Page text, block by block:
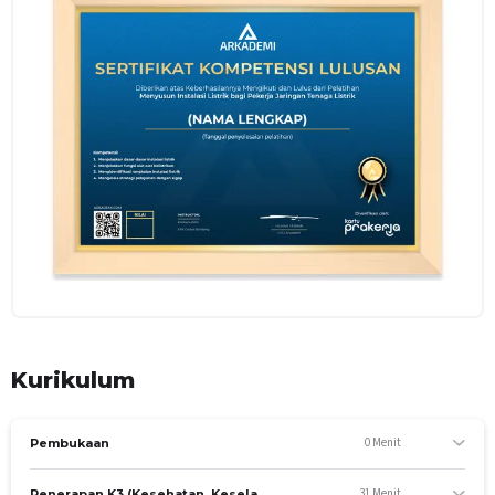
berbagai peralatan listrik, dan pemasangan instalasi listrik
TUJUAN KHUSUS
Menjelaskan dasar-dasar instalasi listrik
Menjelaskan fungsi alat-alat kelistrikan
Mengidentifikasi rangkaian instalasi listrik
Mengelola strategi pelayanan dengan sigap
ASPEK KOMPETENSI
A. Pengetahuan
Materi yang diajar
Kurikulum
Pembukaan 0 Menit